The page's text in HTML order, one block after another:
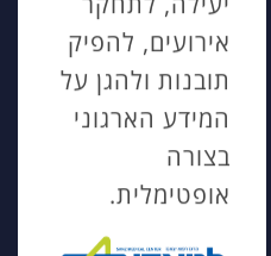
אירועים, להפיק
תובנות ולהגן על
המידע הארגוני
בצורה
אופטימלית.